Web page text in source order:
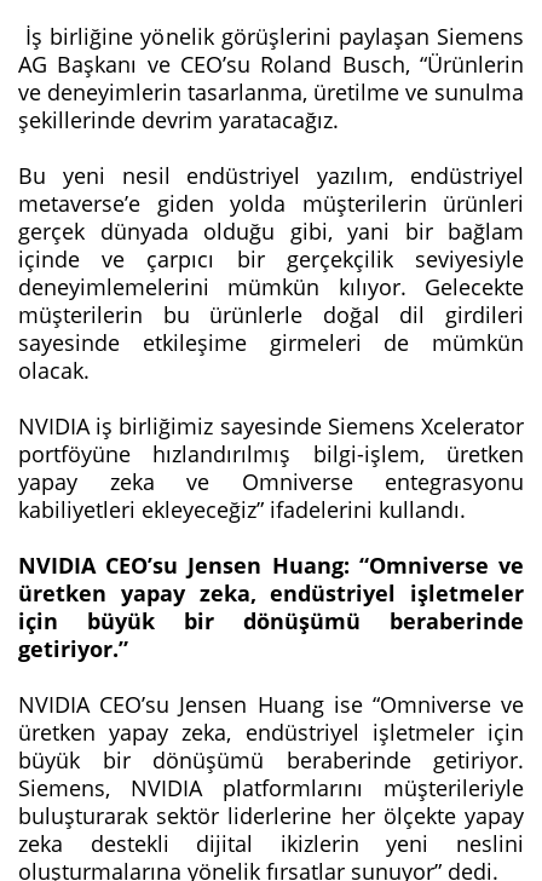
İş birliğine yönelik görüşlerini paylaşan Siemens
AG Başkanı ve CEO’su Roland Busch, “Ürünlerin
ve deneyimlerin tasarlanma, üretilme ve sunulma
şekillerinde devrim yaratacağız.
Bu yeni nesil endüstriyel yazılım, endüstriyel
metaverse’e giden yolda müşterilerin ürünleri
gerçek dünyada olduğu gibi, yani bir bağlam
içinde ve çarpıcı bir gerçekçilik seviyesiyle
deneyimlemelerini mümkün kılıyor. Gelecekte
müşterilerin bu ürünlerle doğal dil girdileri
sayesinde etkileşime girmeleri de mümkün
olacak.
NVIDIA iş birliğimiz sayesinde Siemens Xcelerator
portföyüne hızlandırılmış bilgi-işlem, üretken
yapay zeka ve Omniverse entegrasyonu
kabiliyetleri ekleyeceğiz” ifadelerini kullandı.
NVIDIA CEO’su Jensen Huang: “Omniverse ve
üretken yapay zeka, endüstriyel işletmeler
için büyük bir dönüşümü beraberinde
getiriyor.”
NVIDIA CEO’su Jensen Huang ise “Omniverse ve
üretken yapay zeka, endüstriyel işletmeler için
büyük bir dönüşümü beraberinde getiriyor.
Siemens, NVIDIA platformlarını müşterileriyle
buluşturarak sektör liderlerine her ölçekte yapay
zeka destekli dijital ikizlerin yeni neslini
oluşturmalarına yönelik fırsatlar sunuyor” dedi.